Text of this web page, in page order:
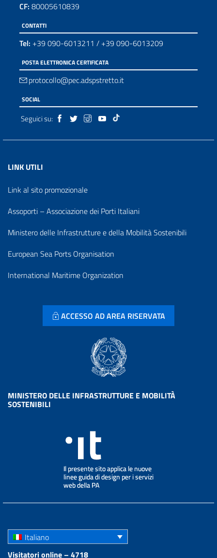
CF: 80005610839
CONTATTI
Tel: +39 090-6013211 / +39 090-6013209
POSTA ELETTRONICA CERTIFICATA
protocollo@pec.adspstretto.it
SOCIAL
Seguici su:
LINK UTILI
Link al sito promozionale
Assoporti – Associazione dei Porti Italiani
Ministero delle Infrastrutture e della Mobilità Sostenibili
European Sea Ports Organisation
International Maritime Organization
ACCESSO AD AREA RISERVATA
MINISTERO DELLE INFRASTRUTTURE E MOBILITÀ
SOSTENIBILI
Italiano
Visitatori online – 4718